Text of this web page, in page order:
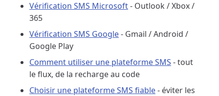
Vérification SMS Microsoft- Outlook / Xbox /
365
Vérification SMS Google- Gmail / Android /
Google Play
Comment utiliser une plateforme SMS - tout
le flux, de la recharge au code
Choisir une plateforme SMS fiable- éviter les